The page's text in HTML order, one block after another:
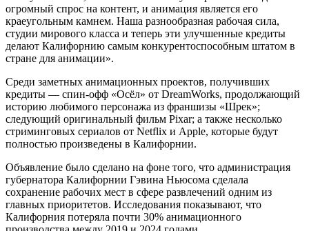
огромный спрос на контент, и анимация является его
краеугольным камнем. Наша разнообразная рабочая сила,
студии мирового класса и теперь эти улучшенные кредиты
делают Калифорнию самым конкурентоспособным штатом в
стране для анимации».
Среди заметных анимационных проектов, получивших
кредиты — спин-офф «Осёл» от DreamWorks, продолжающий
историю любимого персонажа из франшизы «Шрек»;
следующий оригинальный фильм Pixar; а также несколько
стриминговых сериалов от Netflix и Apple, которые будут
полностью произведены в Калифорнии.
Объявление было сделано на фоне того, что администрация
губернатора Калифорнии Гэвина Ньюсома сделала
сохранение рабочих мест в сфере развлечений одним из
главных приоритетов. Исследования показывают, что
Калифорния потеряла почти 30% анимационного